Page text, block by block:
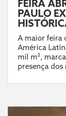
FEIRA
PAULO
A maior feira
América
mil m²,
presença